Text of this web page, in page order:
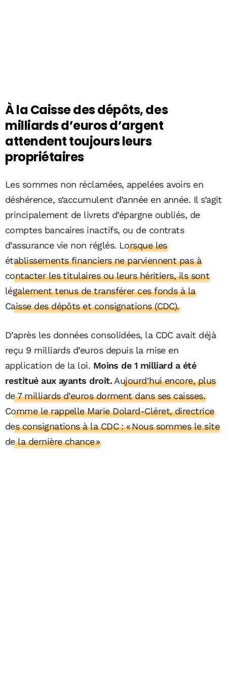
À la Caisse des dépôts, des
milliards d’euros d’argent
attendent toujours leurs
propriétaires
Les sommes non réclamées, appelées avoirs en
déshérence, s’accumulent d’année en année. Il s’agit
principalement de livrets d’épargne oubliés, de
comptes bancaires inactifs, ou de contrats
d’assurance vie non réglés. Lorsque les
établissements financiers ne parviennent pas à
contacter les titulaires ou leurs héritiers, ils sont
légalement tenus de transférer ces fonds à la
Caisse des dépôts et consignations (CDC).
D’après les données consolidées, la CDC avait déjà
reçu 9 milliards d’euros depuis la mise en
application de la loi. Moins de 1 milliard a été
restitué aux ayants droit. Aujourd’hui encore, plus
de 7 milliards d’euros dorment dans ses caisses.
Comme le rappelle Marie Dolard-Cléret, directrice
des consignations à la CDC : « Nous sommes le site
de la dernière chance »